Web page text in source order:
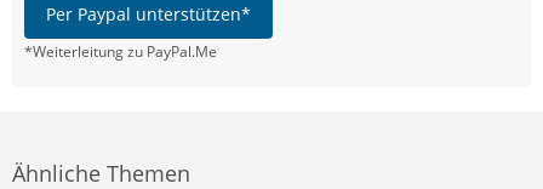
Per Paypal unterstützen*
*Weiterleitung zu PayPal.Me
Ähnliche Themen